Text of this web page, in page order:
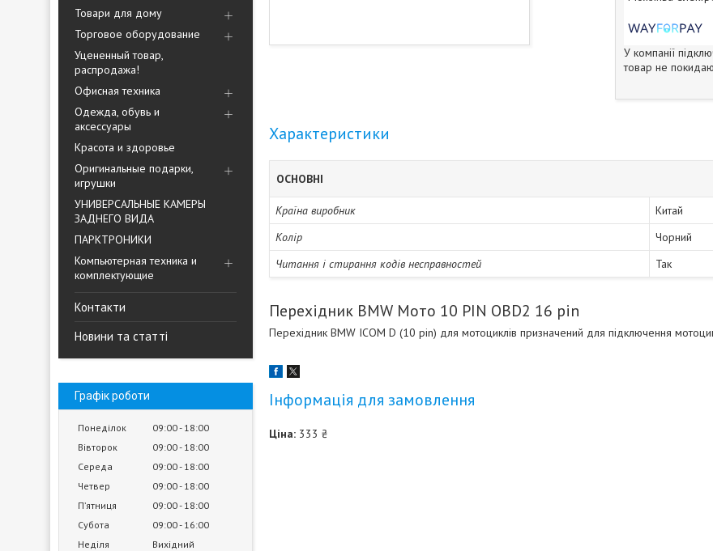
Товари для дому
Торговое оборудование
Уцененный товар,
распродажа!
Офисная техника
Одежда, обувь и
аксессуары
Красота и здоровье
Оригинальные подарки,
игрушки
УНИВЕРСАЛЬНЫЕ КАМЕРЫ
ЗАДНЕГО ВИДА
ПАРКТРОНИКИ
Компьютерная техника и
комплектующие
Контакти
Новини та статті
Графік роботи
Понеділок 09:00 18:00
Вівторок
09:00 18:00
Середа
09:00 18:00
Четвер
09:00 18:00
Пʼятниця
09:00 18:00
Субота
09:00 16:00
Неділя
Вихідний
У компанії
товар не
Характеристики
ОСНОВНІ
Країна виробник
Китай
Колір
Чорний
Читання і стирання кодів несправностей
Так
Перехідник BMW Мото 10 PIN OBD2 16 pin
Перехідник BMW ICOM D (10 pin) для мотоциклів призначений для підключення
Інформація для замовлення
Ціна: 333 ₴